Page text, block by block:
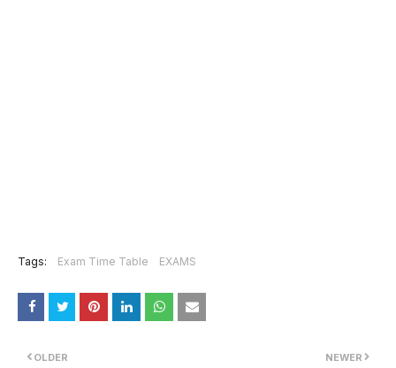
Tags: Exam Time Table EXAMS
NEWER
OLDER